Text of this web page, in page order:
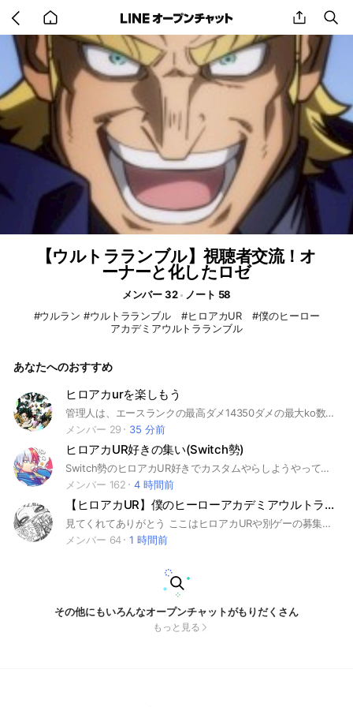
back
to
home
share
【ウルトラランブル】視聴者交流！オ
ーナーと化したロゼ
メンバー 32
ノート 58
#ウルラン #ウルトラランブル #ヒロアカUR #僕のヒーロー
アカデミアウルトラランブル
あなたへのおすすめ
ヒロアカurを楽しもう
管理人は、エースランクの最高ダメ14350ダメの最大ko数18ko switchでも、他機種でも全然OK いつでも、ランク募集などOK ライト開いて欲しい時言ってくれれば副官とかもいたら開いてくれるはずです #ヒロアカ#ヒロアカur#僕のヒーローアカデミア#僕のヒーローアカデミアウルトラランブル
メンバー 29
35 分前
ヒロアカUR好きの集い(Switch勢)
Switch勢のヒロアカUR好きでカスタムやらしようやってオプです。 みんなでランクマ潜ってもいいし、って感じのオプ！ 禁止行為 基本的に禁止されているもの、 (モラルを守って欲しいかな、、ってこと) 世間的なルール、マナーは守ろうね 即抜けに対しては好きにしようね、通報もありだよ(即抜けは再参加禁止) ライブトークしながらカスタム出来たらいいので10人欲しい！ 目に入ったなら入ろ？ そこまで別界隈禁止してないから、ある程度はいいけど、多すぎるのはやめて~、 出来れば公式様がお出ししてるプロフィールカード使ってプロフ書いてね めんどい人は文だけでも！ #ヒロアカ #ヒロアカUR #僕のヒーローアカデミア #ウルトラランブル #Switch #ゲーム #アニメ
メンバー 162
4 時間前
【ヒロアカUR】僕のヒーローアカデミアウルトラランブル全機種
見てくれてありがとう ここはヒロアカURや別ゲーの募集や雑談をするところです。 入ったら大事なノート見てほしいです 荒らしや即抜けはやめてほしいな 宣伝は宣伝ノートにお願いします 問題行動起こしたらすぐ蹴ります ちなみに事務所をやってるから気になったらサブトークに来てね 条件とかも大事なことノートにあります 待ってまーす 追加 オプ主は サイバーパンクを良くやってます 100人ありがとう<(_ _)> #ヒロアカUR #ヒロアカウルトラランブル #ウルラン #僕のヒーローアカデミアウルトラランブル #ヒロアカ #サイバーパンク2077 #雑談
メンバー 64
1 時間前
その他にもいろんなオープンチャットがもりだくさん
もっと見る